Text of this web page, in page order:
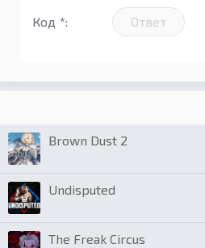
Код *:
Brown Dust 2
Undisputed
The Freak Circus